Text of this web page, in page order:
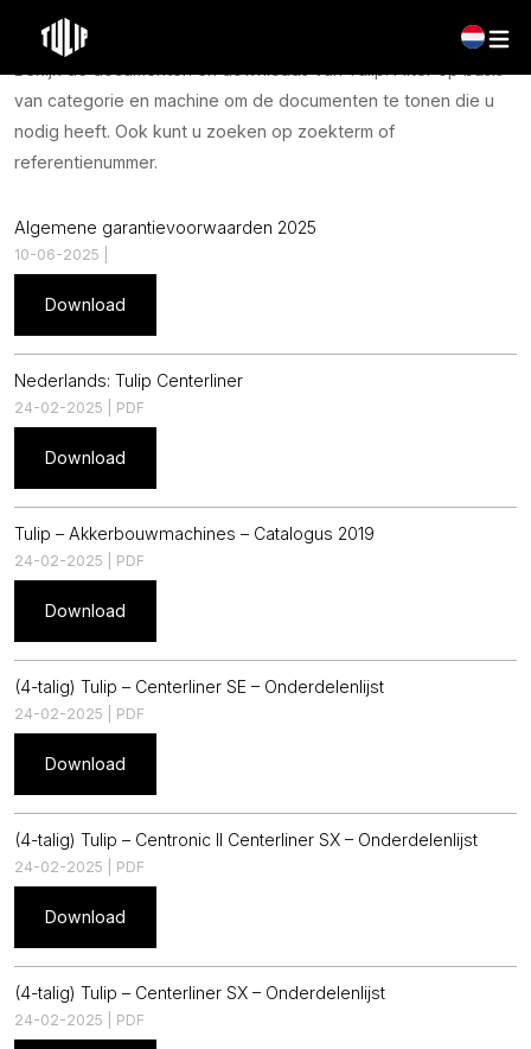
Documenten & downloads
van categorie en machine om de documenten te tonen die u
nodig heeft. Ook kunt u zoeken op zoekterm of
referentienummer.
Algemene garantievoorwaarden 2025
10-06-2025 |
Download
Nederlands: Tulip Centerliner
24-02-2025 | PDF
Download
Tulip – Akkerbouwmachines – Catalogus 2019
24-02-2025 | PDF
Download
(4-talig) Tulip – Centerliner SE – Onderdelenlijst
24-02-2025 | PDF
Download
(4-talig) Tulip – Centronic II Centerliner SX – Onderdelenlijst
24-02-2025 | PDF
Download
(4-talig) Tulip – Centerliner SX – Onderdelenlijst
24-02-2025 | PDF